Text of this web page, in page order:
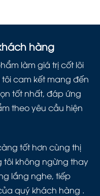
hàng
làm giá trị cốt lõi
cam kết mang đến
tốt nhất, đáp ứng
theo yêu cầu hiện
tốt hơn cùng thị
tôi không ngừng thay
lắng nghe, tiếp
quý khách hàng .